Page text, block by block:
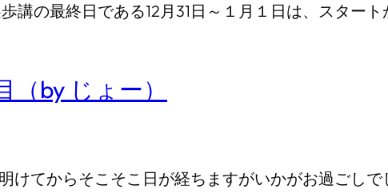
講の最終日である12月31日～１月１日は、スター
by じょー）
けてからそこそこ日が経ちますがいかがお過ごし